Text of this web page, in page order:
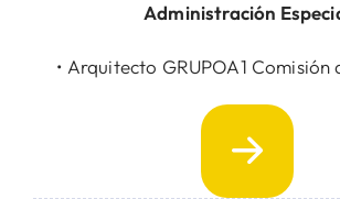
Administración
• Arquitecto GRUPOA1 Comisión